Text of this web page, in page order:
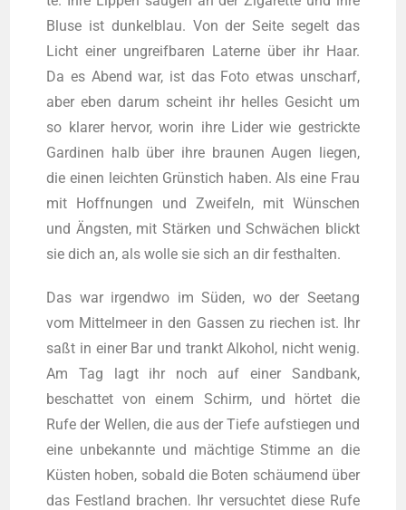
Blu­se ist dun­kel­blau. Von der Sei­te segelt das
Licht einer ungreif­ba­ren Later­ne über ihr Haar.
Da es Abend war, ist das Foto etwas unscharf,
aber eben dar­um scheint ihr hel­les Gesicht um
so kla­rer her­vor, wor­in ihre Lider wie gestrick­te
Gar­di­nen halb über ihre brau­nen Augen lie­gen,
die einen leich­ten Grün­stich haben. Als eine Frau
mit Hoff­nun­gen und Zwei­feln, mit Wün­schen
und Ängs­ten, mit Stär­ken und Schwä­chen blickt
sie dich an, als wol­le sie sich an dir festhalten.
Das war irgend­wo im Süden, wo der See­tang
vom Mit­tel­meer in den Gas­sen zu rie­chen ist. Ihr
saßt in einer Bar und trankt Alko­hol, nicht wenig.
Am Tag lagt ihr noch auf einer Sand­bank,
beschat­tet von einem Schirm, und hör­tet die
Rufe der Wel­len, die aus der Tie­fe auf­stie­gen und
eine unbe­kann­te und mäch­ti­ge Stim­me an die
Küs­ten hoben, sobald die Boten schäu­mend über
das Fest­land bra­chen. Ihr ver­such­tet die­se Rufe